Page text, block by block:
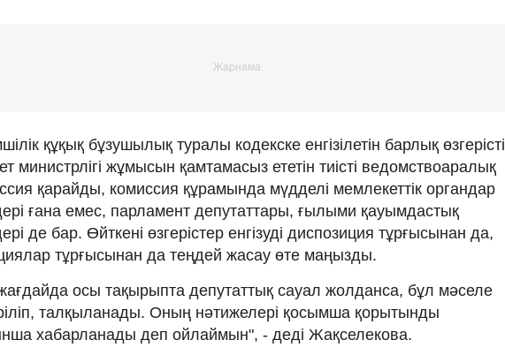
құқық бұзушылық туралы кодекске енгізілетін барлық өзгерісті
министрлігі жұмысын қамтамасыз ететін тиісті ведомствоаралық
қарайды, комиссия құрамында мүдделі мемлекеттік органдар
ғана емес, парламент депутаттары, ғылыми қауымдастық
де бар. Өйткені өзгерістер енгізуді диспозиция тұрғысынан да,
тұрғысынан да теңдей жасау өте маңызды.
осы тақырыпта депутаттық сауал жолданса, бұл мәселе
талқыланады. Оның нәтижелері қосымша қорытынды
хабарланады деп ойлаймын", - деді Жақселекова.